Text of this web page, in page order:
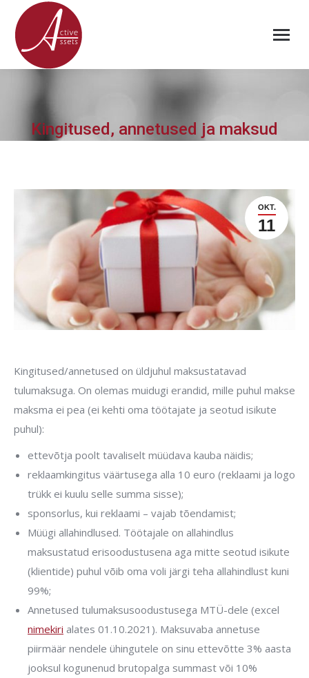
Kingitused, annetused ja maksud
OKT.
11
Kingitused/annetused on üldjuhul maksustatavad
tulumaksuga. On olemas muidugi erandid, mille puhul makse
maksma ei pea (ei kehti oma töötajate ja seotud isikute
puhul):
ettevõtja poolt tavaliselt müüdava kauba näidis;
reklaamkingitus väärtusega alla 10 euro (reklaami ja logo
trükk ei kuulu selle summa sisse);
sponsorlus, kui reklaami – vajab tõendamist;
Müügi allahindlused. Töötajale on allahindlus
maksustatud erisoodustusena aga mitte seotud isikute
(klientide) puhul võib oma voli järgi teha allahindlust kuni
99%;
Annetused tulumaksusoodustusega MTÜ-dele (excel
nimekiri alates 01.10.2021). Maksuvaba annetuse
piirmäär nendele ühingutele on sinu ettevõtte 3% aasta
jooksul kogunenud brutopalga summast või 10%